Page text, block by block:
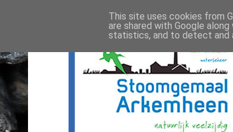
This site uses cookies from
are shared with Google
statistics, and to detect and